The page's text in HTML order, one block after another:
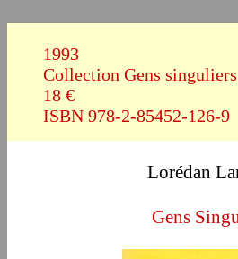
1993
Collection Gens singuliers
18 €
ISBN 978-2-85452-126-9
Lorédan
Gens